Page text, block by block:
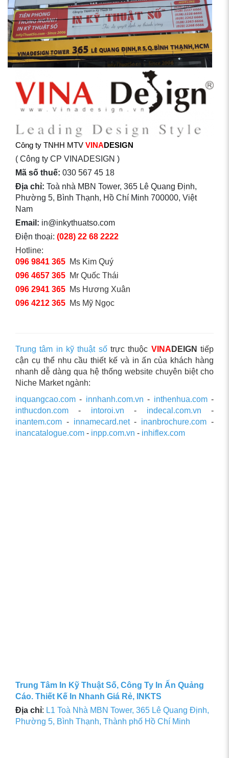
Công ty TNHH MTV VINADESIGN
( Công ty CP VINADESIGN )
Mã số thuế: 030 567 45 18
Địa chỉ: Toà nhà MBN Tower, 365 Lê Quang Định,
Phường 5, Bình Thạnh, Hồ Chí Minh 700000, Việt
Nam
Email: in@inkythuatso.com
Điện thoại: (028) 22 68 2222
Hotline:
096 9841 365 Ms Kim Quý
096 4657 365 Mr Quốc Thái
096 2941 365 Ms Hương Xuân
096 4212 365 Ms Mỹ Ngọc
Trung tâm in kỹ thuật sốtrực thuộc VINA DEIGN tiếp
cận cụ thể nhu cầu thiết kế và in ấn của khách hàng
nhanh dễ dàng qua hệ thống website chuyên biệt cho
Niche Market ngành:
inquangcao.com - innhanh.com.vn - inthenhua.com-
inthucdon.com - intoroi.vn - indecal.com.vn -
inantem.com - innamecard.net- inanbrochure.com -
inancatalogue.com - inpp.com.vn - inhiflex.com
Trung Tâm In Kỹ Thuật Số, Công Ty In Ấn Quảng
Cáo. Thiết Kế In Nhanh Giá Rẻ, INKTS
Địa chỉ: L1 Toà Nhà MBN Tower, 365 Lê Quang Định,
Phường 5, Bình Thạnh, Thành phố Hồ Chí Minh